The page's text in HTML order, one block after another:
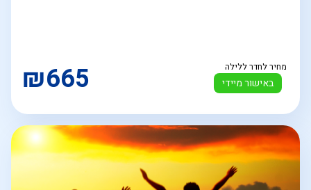
באישור מיידי
מחיר לחדר ללילה ₪665